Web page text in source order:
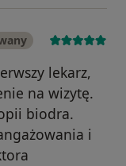
lekarz,
na wizytę.
biodra.
i